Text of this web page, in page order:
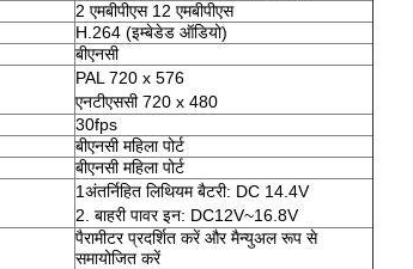
2 एमबीपीएस 12 एमबीपीएस
H.264 (इम्बेडेड ऑडियो)
बीएनसी
PAL 720 x 576
एनटीएससी 720 x 480
30fps
बीएनसी महिला पोर्ट
बीएनसी महिला पोर्ट
1अंतर्निहित लिथियम बैटरी: DC 14.4V
2. बाहरी पावर इन: DC12V~16.8V
पैरामीटर प्रदर्शित करें और मैन्युअल रूप से
समायोजित करें